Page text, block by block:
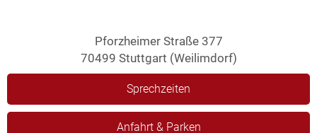
Pforzheimer Straße 377
70499 Stuttgart (Weilimdorf)
Sprechzeiten
Anfahrt & Parken